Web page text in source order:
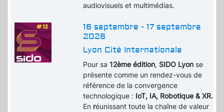
audiovisuels et multimédias.
16 septembre - 17 septembre
2026
Lyon Cité Internationale
Pour sa12ème édition, SIDO Lyon se
présente comme un rendez-vous de
référence de la convergence
technologique : IoT, IA, Robotique & XR.
En réunissant toute la chaîne de valeur